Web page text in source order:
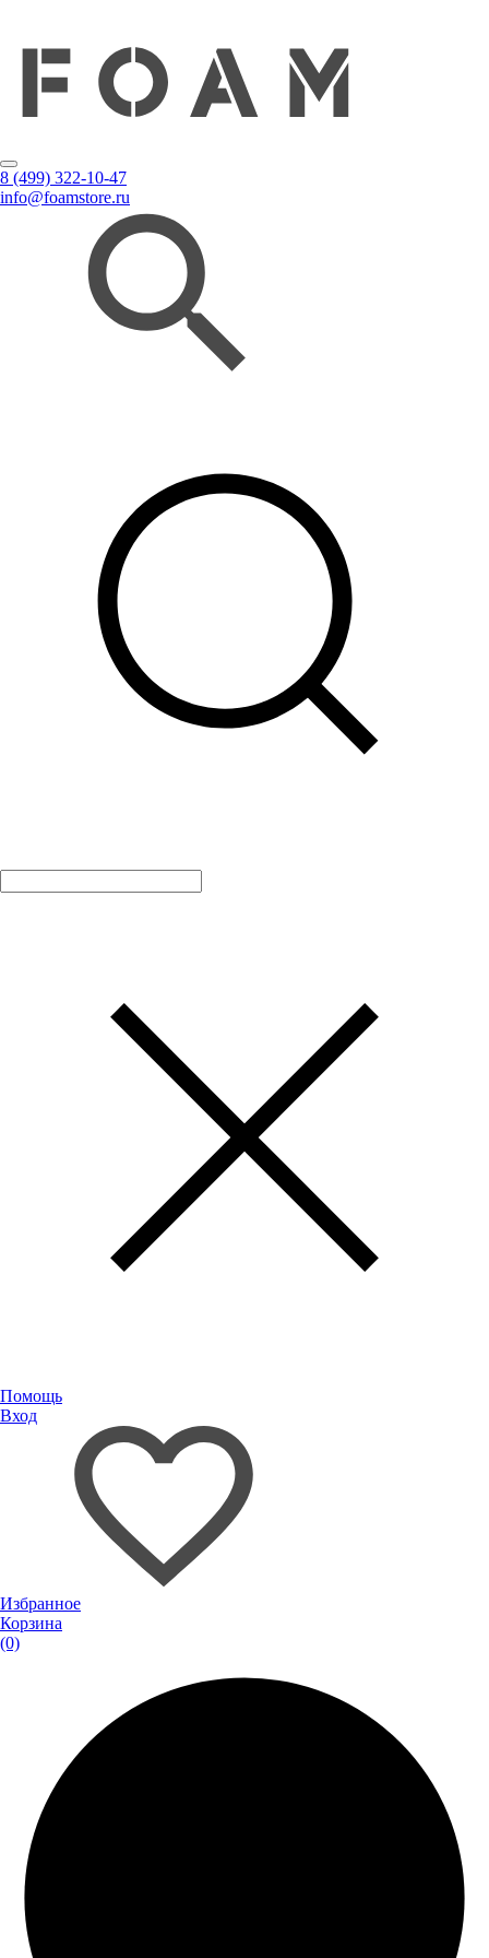
8 (499) 322-10-47
info@foamstore.ru
Помощь
Вход
Избранное
Корзина
(0)